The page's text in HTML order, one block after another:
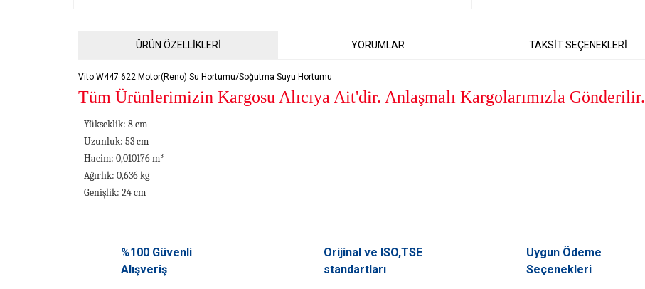
ÜRÜN ÖZELLİKLERİ YORUMLAR TAKSİT SEÇENEKLERİ
Vito W447 622 Motor(Reno) Su Hortumu/Soğutma Suyu Hortumu
Tüm Ürünlerimizin Kargosu Alıcıya Ait'dir. Anlaşmalı Kargolarımızla Gönderilir.
Yükseklik: 8 cm
Uzunluk: 53 cm
Hacim: 0,010176 m³
Ağırlık: 0,636 kg
Genişlik: 24 cm
Bu ürüne ilk yorumu siz yapın!
Görüş ve önerileriniz için teşekkür ederiz.
%100 Güvenli
Alışveriş
Orijinal ve ISO,TSE
standartları
Uygun Ödeme
Seçenekleri